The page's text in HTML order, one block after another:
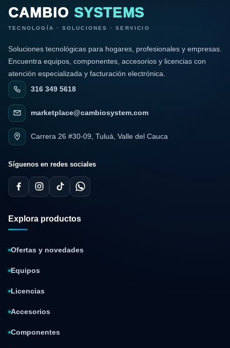
CAMBIO SYSTEMS
TECNOLOGÍA · SOLUCIONES · SERVICIO
Soluciones tecnológicas para hogares, profesionales y empresas.
Encuentra equipos, componentes, accesorios y licencias con
atención especializada y facturación electrónica.
316 349 5618
marketplace@cambiosystem.com
Carrera 26 #30-09, Tuluá, Valle del Cauca
Síguenos en redes sociales
Explora productos
Ofertas y novedades
Equipos
Licencias
Accesorios
Componentes